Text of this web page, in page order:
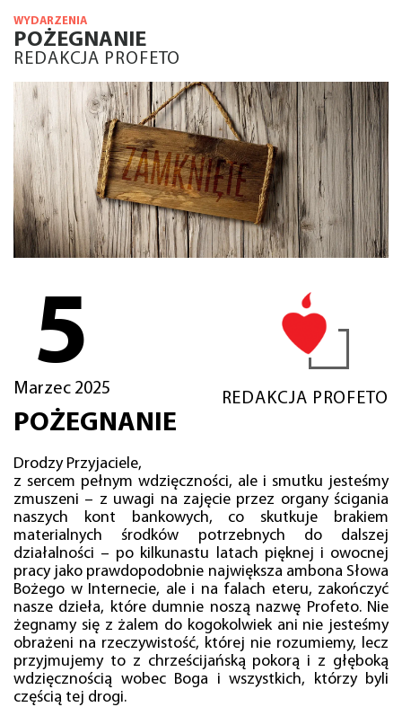
WYDARZENIA
POŻEGNANIE
REDAKCJA PROFETO
5
Marzec 2025
REDAKCJA PROFETO
POŻEGNANIE
Drodzy Przyjaciele,
z sercem pełnym wdzięczności, ale i smutku jesteśmy
zmuszeni – z uwagi na zajęcie przez organy ścigania
naszych kont bankowych, co skutkuje brakiem
materialnych środków potrzebnych do dalszej
działalności – po kilkunastu latach pięknej i owocnej
pracy jako prawdopodobnie największa ambona Słowa
Bożego w Internecie, ale i na falach eteru, zakończyć
nasze dzieła, które dumnie noszą nazwę Profeto. Nie
żegnamy się z żalem do kogokolwiek ani nie jesteśmy
obrażeni na rzeczywistość, której nie rozumiemy, lecz
przyjmujemy to z chrześcijańską pokorą i z głęboką
wdzięcznością wobec Boga i wszystkich, którzy byli
częścią tej drogi.